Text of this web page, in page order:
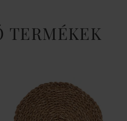
TERMÉKEK